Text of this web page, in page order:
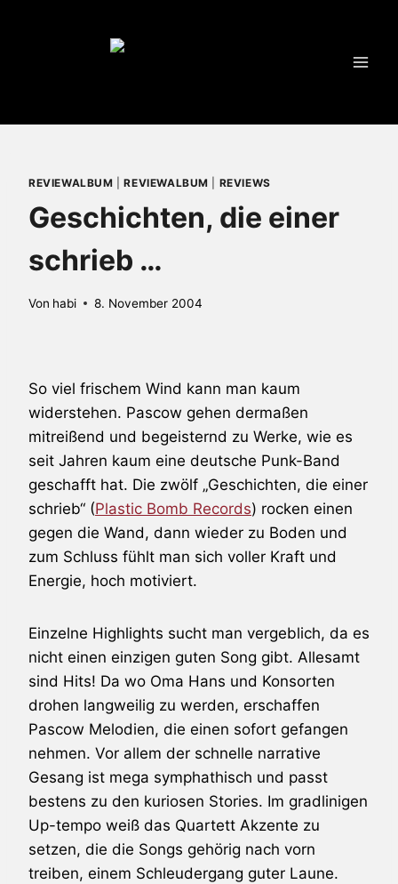
REVIEWALBUM |REVIEWALBUM REVIEWS
Geschichten, die einer
schrieb …
Von habi 8. November 2004
So viel frischem Wind kann man kaum
widerstehen. Pascow gehen dermaßen
mitreißend und begeisternd zu Werke, wie es
seit Jahren kaum eine deutsche Punk-Band
geschafft hat. Die zwölf „Geschichten, die einer
schrieb“ (Plastic Bomb Records) rocken einen
gegen die Wand, dann wieder zu Boden und
zum Schluss fühlt man sich voller Kraft und
Energie, hoch motiviert.
Einzelne Highlights sucht man vergeblich, da es
nicht einen einzigen guten Song gibt. Allesamt
sind Hits! Da wo Oma Hans und Konsorten
drohen langweilig zu werden, erschaffen
Pascow Melodien, die einen sofort gefangen
nehmen. Vor allem der schnelle narrative
Gesang ist mega symphathisch und passt
bestens zu den kuriosen Stories. Im gradlinigen
Up-tempo weiß das Quartett Akzente zu
setzen, die die Songs gehörig nach vorn
treiben, einem Schleudergang guter Laune.